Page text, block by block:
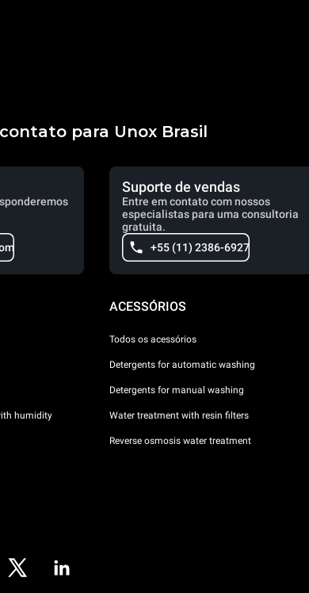
para Unox Brasil
Suporte de vendas
Entre em contato com nossos
especialistas para uma consultoria
gratuita.
+55 (11) 2386-6927
humidity
ACESSÓRIOS
Todos os acessórios
Detergents for automatic washing
Detergents for manual washing
Water treatment with resin filters
Reverse osmosis water treatment